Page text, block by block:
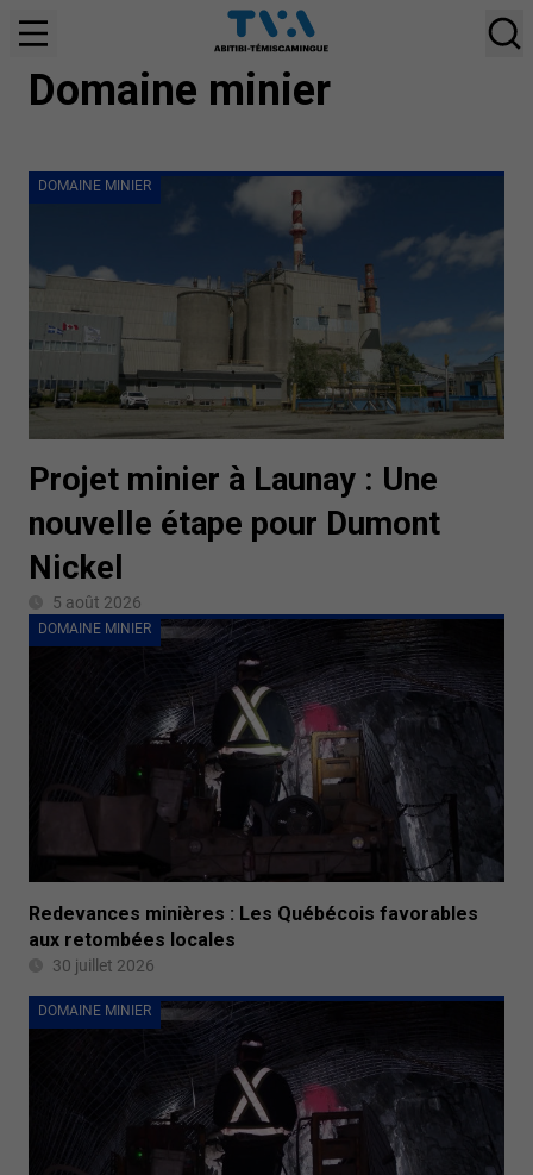
Domaine minier
DOMAINE MINIER
Projet minier à Launay : Une
nouvelle étape pour Dumont
Nickel
5 août 2026
DOMAINE MINIER
Redevances minières : Les Québécois favorables
aux retombées locales
30 juillet 2026
DOMAINE MINIER